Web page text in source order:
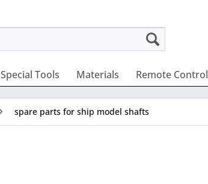
Special Tools Materials Remote
spare parts for ship model shafts